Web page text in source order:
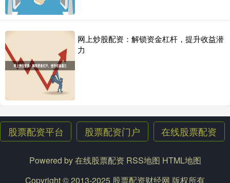
网上炒股配资：解锁资金杠杆，提升收益潜
力
股票配资平台 股票配资门户 在线股票配资
Powered by在线股票配资 RSS地图 HTML地图
Copyright© 2013-2025 股票配资财经网 版权所有